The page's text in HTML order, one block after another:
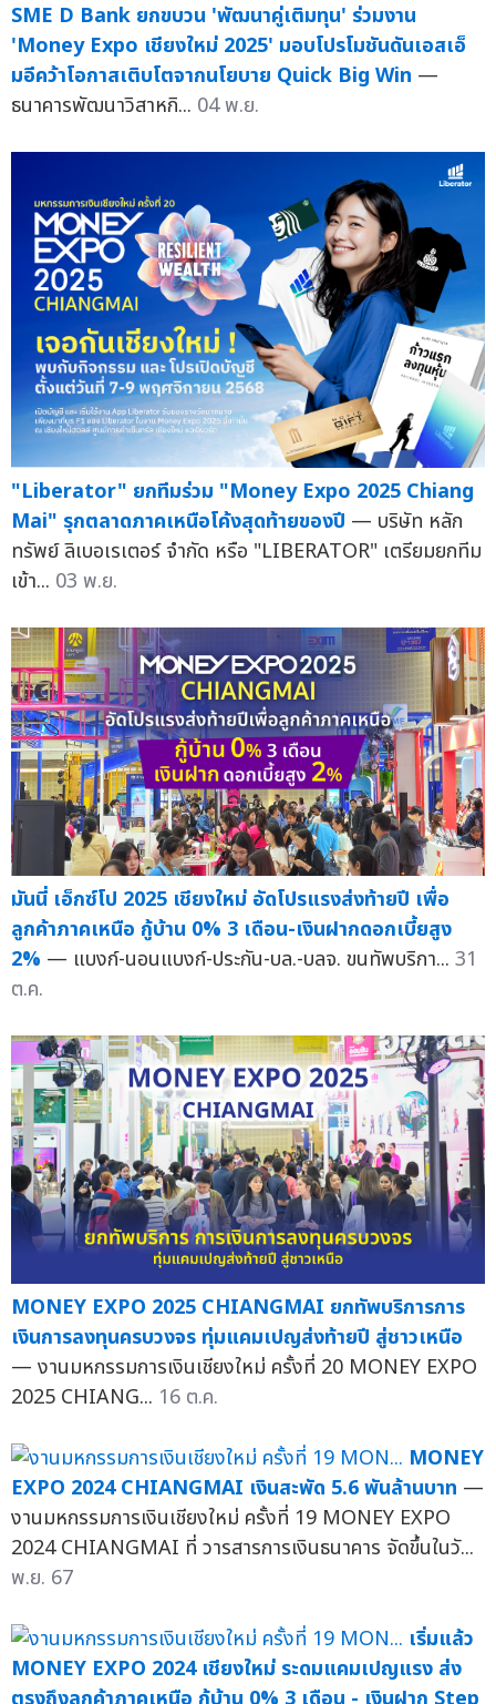
SME D Bank ยกขบวน 'พัฒนาคู่เติมทุน' ร่วมงาน
'Money Expo เชียงใหม่ 2025' มอบโปรโมชันดันเอสเอ็
มอีคว้าโอกาสเติบโตจากนโยบาย Quick Big Win —
ธนาคารพัฒนาวิสาหกิ... 04 พ.ย.
"Liberator" ยกทีมร่วม "Money Expo 2025 Chiang
Mai" รุกตลาดภาคเหนือโค้งสุดท้ายของปี — บริษัท หลัก
ทรัพย์ ลิเบอเรเตอร์ จำกัด หรือ "LIBERATOR" เตรียมยกทีม
เข้า... 03 พ.ย.
มันนี่ เอ็กซ์โป 2025 เชียงใหม่ อัดโปรแรงส่งท้ายปี เพื่อ
ลูกค้าภาคเหนือ กู้บ้าน 0% 3 เดือน-เงินฝากดอกเบี้ยสูง
2% — แบงก์-นอนแบงก์-ประกัน-บล.-บลจ. ขนทัพบริกา... 31
ต.ค.
MONEY EXPO 2025 CHIANGMAI ยกทัพบริการการ
เงินการลงทุนครบวงจร ทุ่มแคมเปญส่งท้ายปี สู่ชาวเหนือ
— งานมหกรรมการเงินเชียงใหม่ ครั้งที่ 20 MONEY EXPO
2025 CHIANG... 16 ต.ค.
MONEY
EXPO 2024 CHIANGMAI เงินสะพัด 5.6 พันล้านบาท —
งานมหกรรมการเงินเชียงใหม่ ครั้งที่ 19 MONEY EXPO
2024 CHIANGMAI ที่ วารสารการเงินธนาคาร จัดขึ้นในวั...
พ.ย. 67
เริ่มแล้ว
MONEY EXPO 2024 เชียงใหม่ ระดมแคมเปญแรง ส่ง